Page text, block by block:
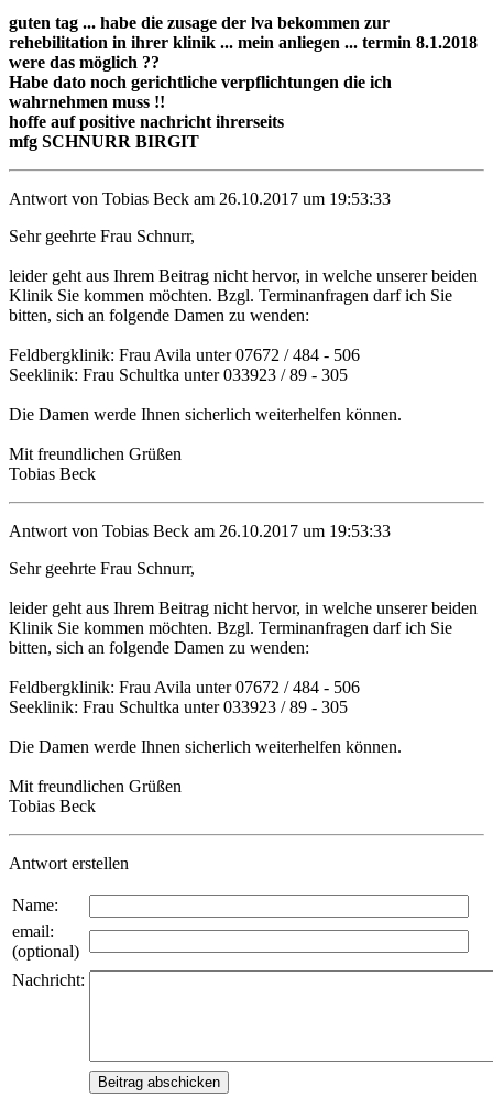
guten tag ... habe die zusage der lva bekommen zur
rehebilitation in ihrer klinik ... mein anliegen ... termin 8.1.2018
were das möglich ??
Habe dato noch gerichtliche verpflichtungen die ich
wahrnehmen muss !!
hoffe auf positive nachricht ihrerseits
mfg SCHNURR BIRGIT
Antwort von Tobias Beck am 26.10.2017 um 19:53:33
Sehr geehrte Frau Schnurr,
leider geht aus Ihrem Beitrag nicht hervor, in welche unserer beiden
Klinik Sie kommen möchten. Bzgl. Terminanfragen darf ich Sie
bitten, sich an folgende Damen zu wenden:
Feldbergklinik: Frau Avila unter 07672 / 484 - 506
Seeklinik: Frau Schultka unter 033923 / 89 - 305
Die Damen werde Ihnen sicherlich weiterhelfen können.
Mit freundlichen Grüßen
Tobias Beck
Antwort von Tobias Beck am 26.10.2017 um 19:53:33
Sehr geehrte Frau Schnurr,
leider geht aus Ihrem Beitrag nicht hervor, in welche unserer beiden
Klinik Sie kommen möchten. Bzgl. Terminanfragen darf ich Sie
bitten, sich an folgende Damen zu wenden:
Feldbergklinik: Frau Avila unter 07672 / 484 - 506
Seeklinik: Frau Schultka unter 033923 / 89 - 305
Die Damen werde Ihnen sicherlich weiterhelfen können.
Mit freundlichen Grüßen
Tobias Beck
Antwort erstellen
Name:
email:
(optional)
Nachricht: